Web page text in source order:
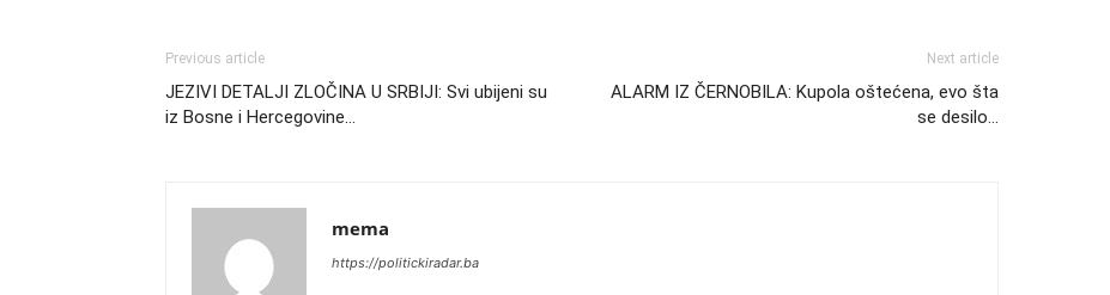
Previous article
JEZIVI DETALJI ZLOČINA U SRBIJI: Svi ubijeni su
iz Bosne i Hercegovine…
Next article
ALARM IZ ČERNOBILA: Kupola oštećena, evo šta
se desilo…
mema
https://politickiradar.ba